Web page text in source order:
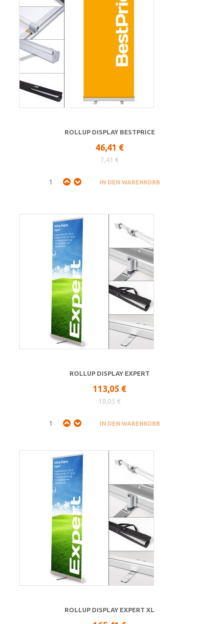
ROLLUP DISPLAY BESTPRICE
46,41 €
7,41 €
ROLLUP DISPLAY EXPERT
113,05 €
18,05 €
ROLLUP DISPLAY EXPERT XL